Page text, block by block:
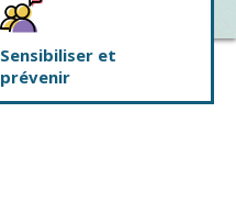
Sensibiliser et
prévenir